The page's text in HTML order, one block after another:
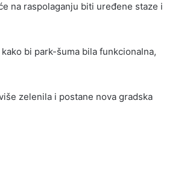
na raspolaganju biti uređene staze i
bi park-šuma bila funkcionalna,
zelenila i postane nova gradska